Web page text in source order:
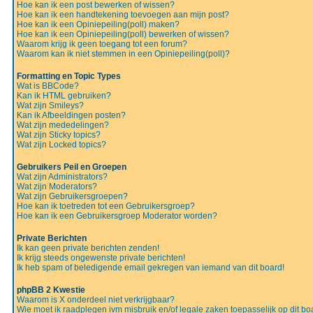
Hoe kan ik een post bewerken of wissen?
Hoe kan ik een handtekening toevoegen aan mijn post?
Hoe kan ik een Opiniepeiling(poll) maken?
Hoe kan ik een Opiniepeiling(poll) bewerken of wissen?
Waarom krijg ik geen toegang tot een forum?
Waarom kan ik niet stemmen in een Opiniepeiling(poll)?
Formatting en Topic Types
Wat is BBCode?
Kan ik HTML gebruiken?
Wat zijn Smileys?
Kan ik Afbeeldingen posten?
Wat zijn mededelingen?
Wat zijn Sticky topics?
Wat zijn Locked topics?
Gebruikers Peil en Groepen
Wat zijn Administrators?
Wat zijn Moderators?
Wat zijn Gebruikersgroepen?
Hoe kan ik toetreden tot een Gebruikersgroep?
Hoe kan ik een Gebruikersgroep Moderator worden?
Private Berichten
Ik kan geen private berichten zenden!
Ik krijg steeds ongewenste private berichten!
Ik heb spam of beledigende email gekregen van iemand van dit board!
phpBB 2 Kwestie
Waarom is X onderdeel niet verkrijgbaar?
Wie moet ik raadplegen ivm misbruik en/of legale zaken toepasselijk op dit